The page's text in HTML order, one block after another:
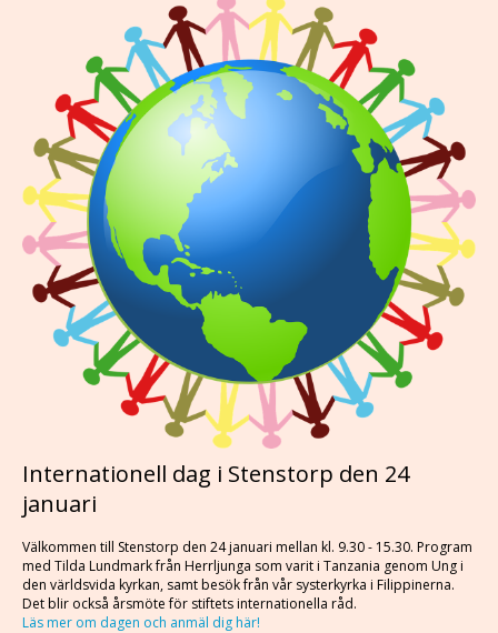
Internationell dag i Stenstorp den 24
januari
Välkommen till Stenstorp den 24 januari mellan kl. 9.30 - 15.30. Program
med Tilda Lundmark från Herrljunga som varit i Tanzania genom Ung i
den världsvida kyrkan, samt besök från vår systerkyrka i Filippinerna.
Det blir också årsmöte för stiftets internationella råd.
Läs mer om dagen och anmäl dighär!